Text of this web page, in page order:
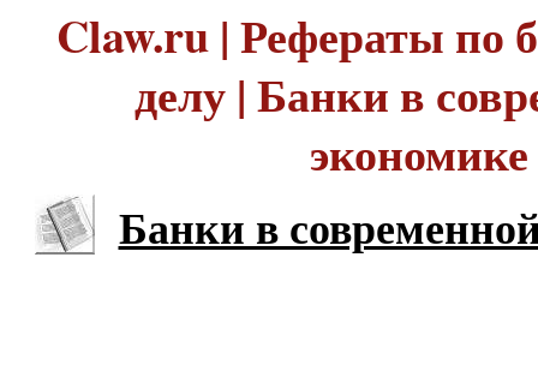
Claw.ru | Рефераты по
делу | Банки в
экономике
Банки в